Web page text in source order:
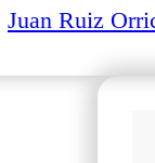
Juan Ruiz